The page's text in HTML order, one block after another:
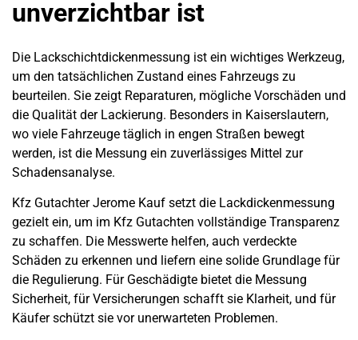
unverzichtbar ist
Die Lackschichtdickenmessung ist ein wichtiges Werkzeug,
um den tatsächlichen Zustand eines Fahrzeugs zu
beurteilen. Sie zeigt Reparaturen, mögliche Vorschäden und
die Qualität der Lackierung. Besonders in Kaiserslautern,
wo viele Fahrzeuge täglich in engen Straßen bewegt
werden, ist die Messung ein zuverlässiges Mittel zur
Schadensanalyse.
Kfz Gutachter Jerome Kauf setzt die Lackdickenmessung
gezielt ein, um im Kfz Gutachten vollständige Transparenz
zu schaffen. Die Messwerte helfen, auch verdeckte
Schäden zu erkennen und liefern eine solide Grundlage für
die Regulierung. Für Geschädigte bietet die Messung
Sicherheit, für Versicherungen schafft sie Klarheit, und für
Käufer schützt sie vor unerwarteten Problemen.